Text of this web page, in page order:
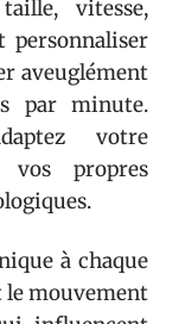
vitesse,
personnaliser
aveuglément
par minute.
votre
propres
à chaque
le mouvement